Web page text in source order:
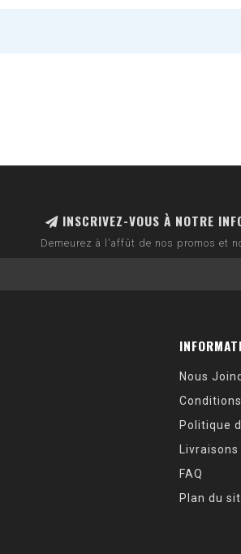
INSCRIVEZ-VOUS À NOTRE
Demeurez à l'affût de nos promos et
Nous
Politique
FAQ
Plan du